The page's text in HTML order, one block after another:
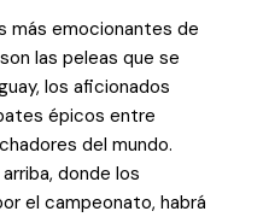
más emocionantes de
las peleas que se
los aficionados
épicos entre
del mundo.
donde los
el campeonato, habrá